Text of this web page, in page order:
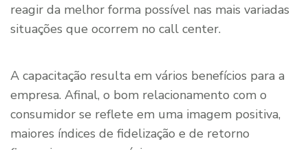
reagir da melhor forma possível nas mais variadas
situações que ocorrem no call center.
A capacitação resulta em vários benefícios para a
empresa. Afinal, o bom relacionamento com o
consumidor se reflete em uma imagem positiva,
maiores índices de fidelização e de retorno